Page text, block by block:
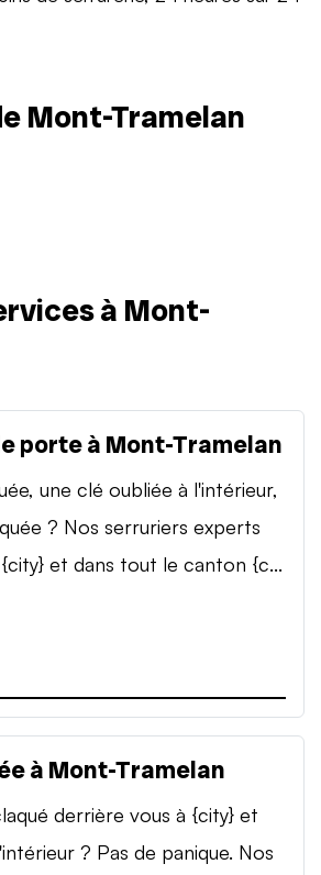
Mont-Tramelan
à Mont-
porte à Mont-Tramelan
une clé oubliée à l'intérieur,
? Nos serruriers experts
et dans tout le canton {c...
à Mont-Tramelan
derrière vous à {city} et
? Pas de panique. Nos